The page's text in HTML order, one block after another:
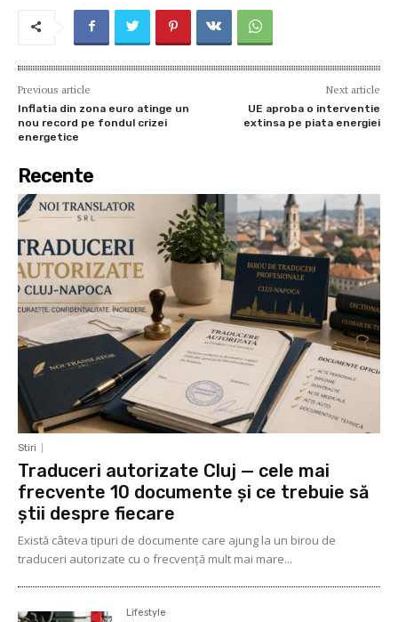
Previous article
Inflatia din zona euro atinge un
nou record pe fondul crizei
energetice
Next article
UE aproba o interventie
extinsa pe piata energiei
Recente
Stiri
Traduceri autorizate Cluj — cele mai
frecvente 10 documente și ce trebuie să
știi despre fiecare
Există câteva tipuri de documente care ajung la un birou de
traduceri autorizate cu o frecvență mult mai mare...
Lifestyle